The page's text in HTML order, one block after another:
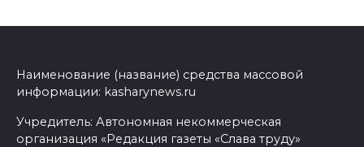
Наименование (название) средства массовой
информации: kasharynews.ru
Учредитель: Автономная некоммерческая
организация «Редакция газеты «Слава труду»